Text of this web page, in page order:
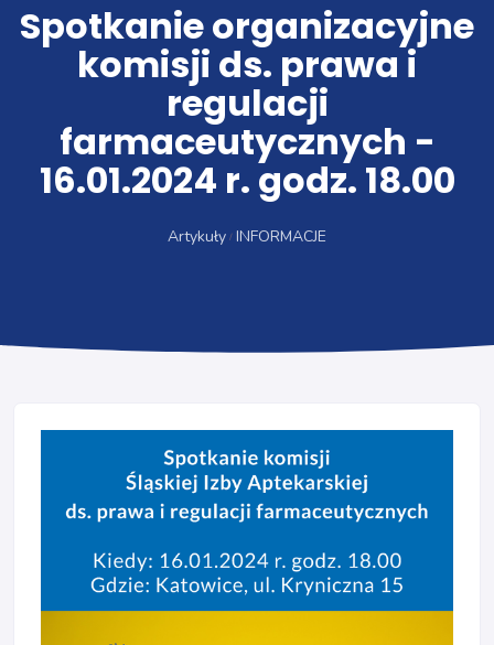
Spotkanie organizacyjne
komisji ds. prawa i
regulacji
farmaceutycznych -
16.01.2024 r. godz. 18.00
Artykuły INFORMACJE